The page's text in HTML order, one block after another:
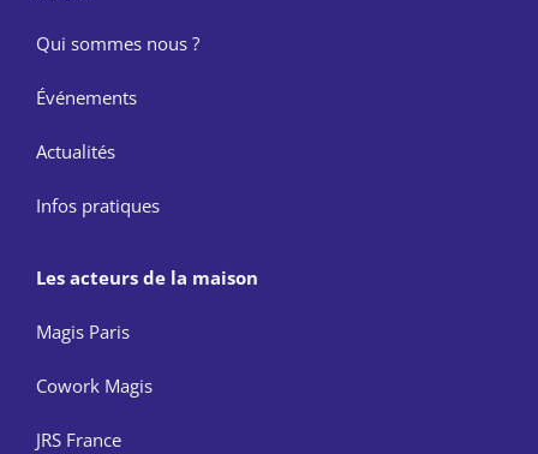
Qui sommes nous ?
Événements
Actualités
Infos pratiques
Les acteurs de la maison
Magis Paris
Cowork Magis
JRS France